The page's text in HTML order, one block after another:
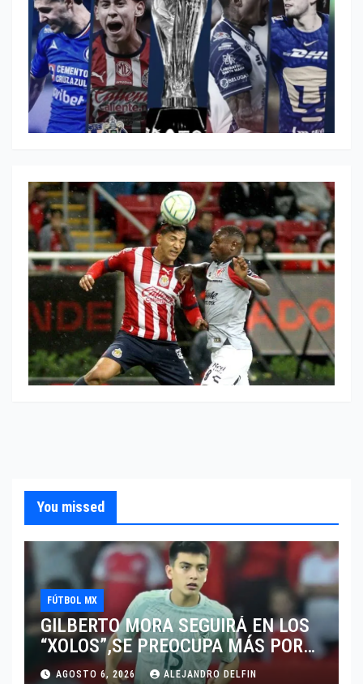
You missed
FÚTBOL MX
GILBERTO MORA SEGUIRÁ EN LOS
“XOLOS”,SE PREOCUPA MÁS POR
JUGAR EN SU EQUIPO.
AGOSTO 6, 2026 ALEJANDRO DELFIN